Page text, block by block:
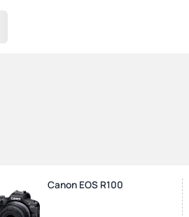
Canon EOS R100